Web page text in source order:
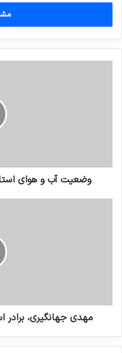
وارد
کنید
وضعیت آب و هوای استان
مهدی جهانگیری، برادر